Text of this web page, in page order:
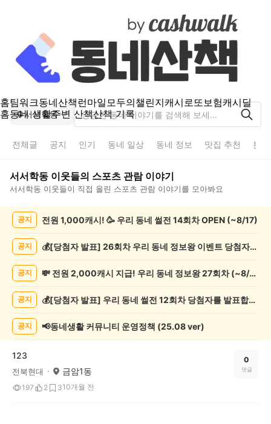
홈팀워크동네산책런마일모두의챌린지캐시로또보험캐시딜
홈동네 생활주변 산책산책 기록
서서학동
전체글 공지 인기 동네 일상 동네 정보 맛집 추천 분
서서학동 이웃들의 스포츠 관람이야기
서서학동 이웃들이 직접 올린 스포츠 관람 이야기를 모아봐요
글
공지 전원 1,000캐시! 🥳 우리 동네 썰전 14회차 OPEN (~8/17)
공지 💰[당첨자 발표] 26회차 우리 동네 정보왕 이벤트 당첨자를 발표합니다!
공지 💸 전원 2,000캐시 지급! 우리 동네 정보왕 27회차 (~8/10)
공지 💰[당첨자 발표] 우리 동네 썰전 12회차 당첨자를 발표합니다!
공지 📢동네생활 커뮤니티 운영정책 (25.08 ver)
123
전북현대 금암1동
197 2 310개월 전
0
댓글